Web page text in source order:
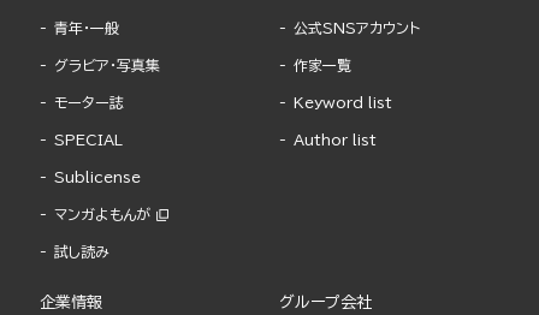
青年・一般
グラビア・写真集
モーター誌
SPECIAL
Sublicense
マンガよもんが
試し読み
公式SNSアカウント
作家一覧
Keyword list
Author list
企業情報 グループ会社